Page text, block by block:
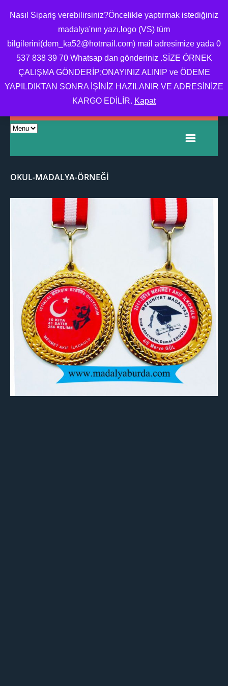
MADALYA,MADALYA
YAPTIRMA,MADALYA
FIYATI,OKUL MADALYA
ÖRNEĞI
OKUL-MADALYA-ÖRNEĞI
Nasıl Sipariş verebilirsiniz?Öncelikle yaptırmak istediğiniz
madalya'nın yazı,logo (VS) tüm
bilgilerini(dem_ka52@hotmail.com) mail adresimize yada 0
537 838 39 70 Whatsap dan gönderiniz .SİZE ÖRNEK
ÇALIŞMA GÖNDERİP;ONAYINIZ ALINIP ve ÖDEME
YAPILDIKTAN SONRA İŞİNİZ HAZILANIR VE ADRESİNİZE
KARGO EDİLİR. Kapat